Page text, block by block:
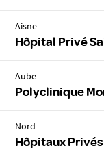
Aisne
Hôpital Privé
Aube
Polyclinique
Nord
Hôpitaux